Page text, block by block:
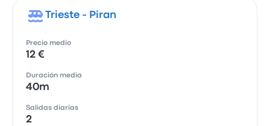
Trieste - Piran
Precio medio
12 €
Duración media
40m
Salidas diarias
2